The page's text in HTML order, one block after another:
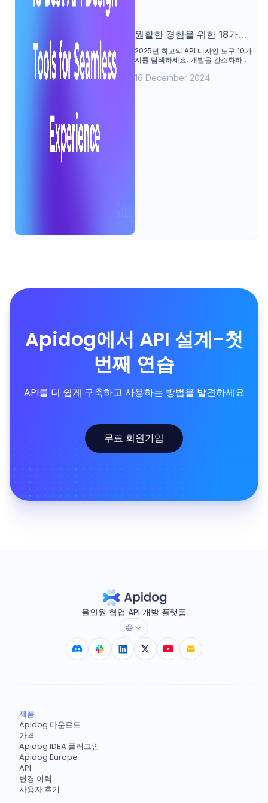
원활한 경험을 위한 18가지
최고의 API 디자인 도구
2025년 최고의 API 디자인 도구 10가
지를 탐색하세요. 개발을 간소화하고
되었습니다. 효과적인 API 생성을 위
16 December 2024
Apidog에서 API 설계-첫
번째 연습
API를 더 쉽게 구축하고 사용하는 방법을 발견하세요
무료 회원가입
올인원 협업 API 개발 플랫폼
제품
Apidog 다운로드
가격
Apidog IDEA 플러그인
Apidog Europe
API
변경 이력
사용자 후기